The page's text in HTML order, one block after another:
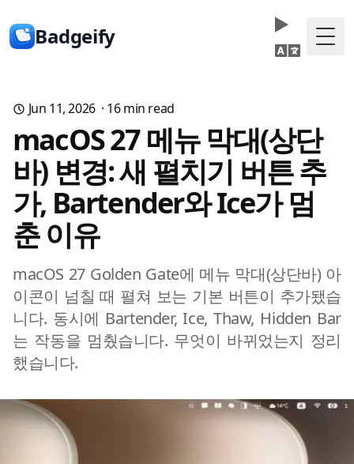
Badgeify
Jun 11, 2026· 16min read
macOS 27 메뉴 막대(상단
바) 변경: 새 펼치기 버튼 추
가, Bartender와 Ice가 멈
춘 이유
macOS 27 Golden Gate에 메뉴 막대(상단바) 아
이콘이 넘칠 때 펼쳐 보는 기본 버튼이 추가됐습
니다. 동시에 Bartender, Ice, Thaw, Hidden Bar
는 작동을 멈췄습니다. 무엇이 바뀌었는지 정리
했습니다.